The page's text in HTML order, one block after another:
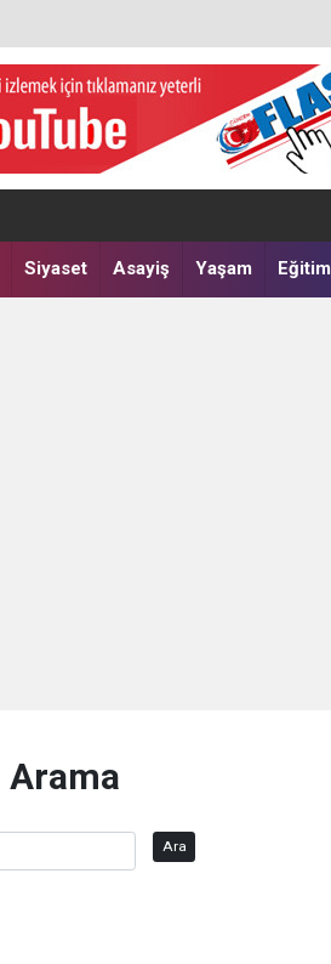
Siyaset Asayiş Yaşam Eğitim
Arama
Ara